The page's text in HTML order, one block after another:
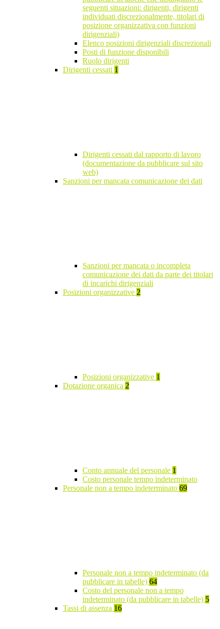
seguenti situazioni: dirigenti, dirigenti
individuati discrezionalmente, titolari di
posizione organizzativa con funzioni
dirigenziali)
Elenco posizioni dirigenziali discrezionali
Posti di funzione disponibili
Ruolo dirigenti
Dirigenti cessati 1
Dirigenti cessati dal rapporto di lavoro
(documentazione da pubblicare sul sito
web)
Sanzioni per mancata comunicazione dei dati
Sanzioni per mancata o incompleta
comunicazione dei dati da parte dei titolari
di incarichi dirigenziali
Posizioni organizzative 2
Posizioni organizzative 1
Dotazione organica 2
Conto annuale del personale 1
Costo personale tempo indeterminato
Personale non a tempo indeterminato 69
Personale non a tempo indeterminato (da
pubblicare in tabelle) 64
Costo del personale non a tempo
indeterminato (da pubblicare in tabelle) 5
Tassi di assenza 16